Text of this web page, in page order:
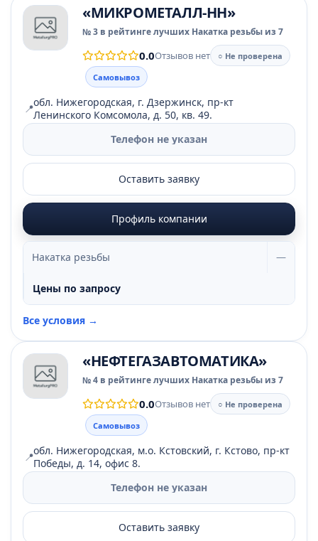
«МИКРОМЕТАЛЛ-НН»
№ 3 в рейтинге лучших Накатка резьбы из 7
0.0Отзывов нет
○ Не проверена
Самовывоз
📍обл. Нижегородская, г. Дзержинск, пр-кт
Ленинского Комсомола, д. 50, кв. 49.
Телефон не указан
Оставить заявку
Профиль компании
Накатка резьбы —
Цены по запросу
Все условия →
«НЕФТЕГАЗАВТОМАТИКА»
№ 4 в рейтинге лучших Накатка резьбы из 7
0.0Отзывов нет
○ Не проверена
Самовывоз
📍обл. Нижегородская, м.о. Кстовский, г. Кстово, пр-кт
Победы, д. 14, офис 8.
Телефон не указан
Оставить заявку